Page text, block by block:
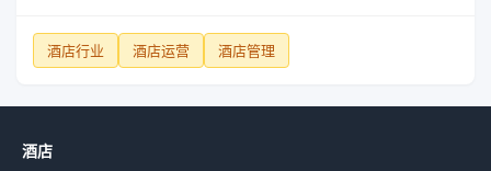
酒店行业 酒店运营 酒店管理
酒店